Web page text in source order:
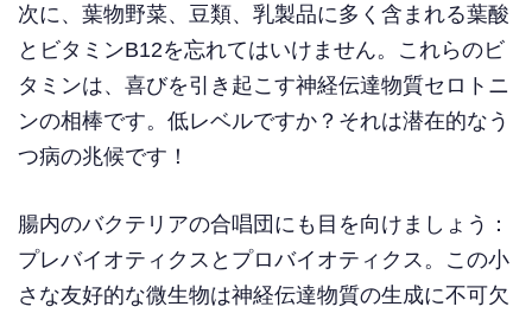
次に、葉物野菜、豆類、乳製品に多く含まれる葉酸
とビタミンB12を忘れてはいけません。これらのビ
タミンは、喜びを引き起こす神経伝達物質セロトニ
ンの相棒です。低レベルですか？それは潜在的なう
つ病の兆候です！
腸内のバクテリアの合唱団にも目を向けましょう：
プレバイオティクスとプロバイオティクス。この小
さな友好的な微生物は神経伝達物質の生成に不可欠